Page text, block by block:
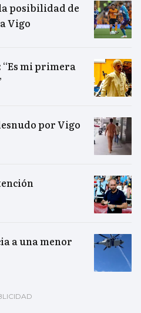
posibilidad de
Vigo
mi primera
por Vigo
a una menor